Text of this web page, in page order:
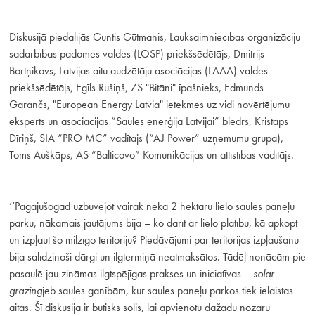
Diskusijā piedalījās Guntis Gūtmanis, Lauksaimniecības organizāciju
sadarbības padomes valdes (LOSP) priekšsēdētājs, Dmitrijs
Bortņikovs, Latvijas aitu audzētāju asociācijas (LAAA) valdes
priekšsēdētājs, Egīls Rušiņš, ZS "Bitāni" īpašnieks, Edmunds
Garančs, "European Energy Latvia" ietekmes uz vidi novērtējumu
eksperts un asociācijas “Saules enerģija Latvijai” biedrs, Kristaps
Dīriņš, SIA “PRO MC” vadītājs (“AJ Power” uzņēmumu grupa),
Toms Auškāps, AS “Balticovo” Komunikācijas un attīstības vadītājs.
’’Pagājušogad uzbūvējot vairāk nekā 2 hektāru lielo saules paneļu
parku, nākamais jautājums bija – ko darīt ar lielo platību, kā apkopt
un izpļaut šo milzīgo teritoriju? Piedāvājumi par teritorijas izpļaušanu
bija salīdzinoši dārgi un ilgtermiņā neatmaksātos. Tādēļ nonācām pie
pasaulē jau zināmas ilgtspējīgas prakses un iniciatīvas – solar
grazingjeb saules ganībām, kur saules paneļu parkos tiek ielaistas
aitas. Šī diskusija ir būtisks solis, lai apvienotu dažādu nozaru